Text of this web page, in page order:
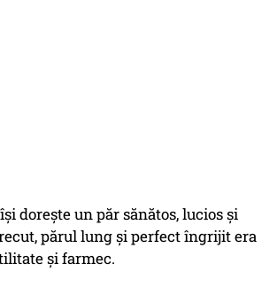
dorește un păr sănătos, lucios și
părul lung și perfect îngrijit era
și farmec.